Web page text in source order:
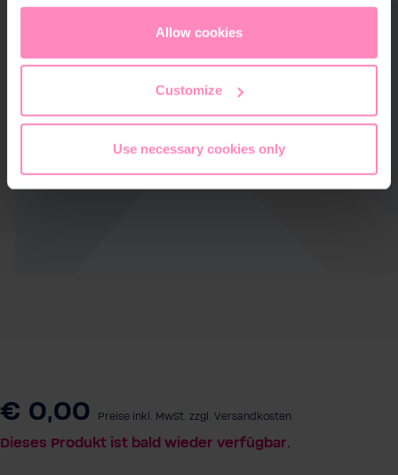
appropriate level of data protection. You canaccept all
only allow necessary cookies
access and change your chosen setting at any time in
Allow cookies
Customize
Use necessary cookies only
€ 0,00 Preise inkl. MwSt. zzgl. Versandkosten
Dieses Produkt ist bald wieder verfügbar.